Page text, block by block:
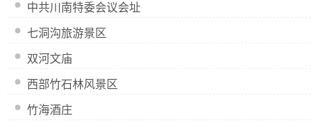
中共川南特委会议会址
七洞沟旅游景区
双河文庙
西部竹石林风景区
竹海酒庄